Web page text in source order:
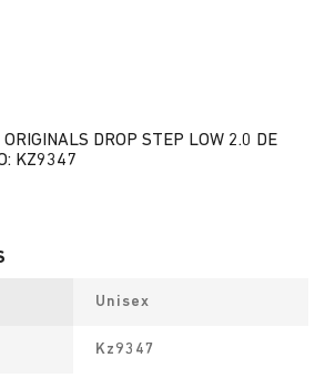
DROP STEP LOW 2.0 DE
KZ9347
Unisex
Kz9347